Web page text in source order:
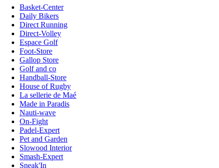
Basket-Center
Daily Bikers
Direct Running
Direct-Volley
Espace Golf
Foot-Store
Gallop Store
Golf and co
Handball-Store
House of Rugby
La sellerie de Maé
Made in Paradis
Nauti-wave
On-Fight
Padel-Expert
Pet and Garden
Slowood Interior
Smash-Expert
Sneak'In